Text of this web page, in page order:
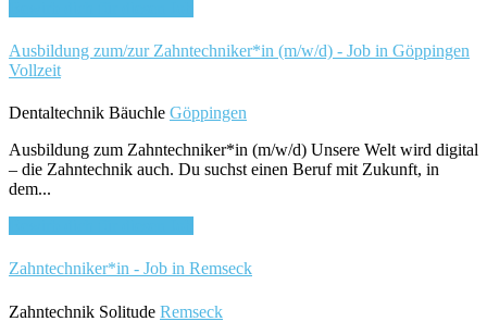
Ausbildung zum/zur Zahntechniker*in (m/w/d) - Job in Göppingen
Vollzeit
Dentaltechnik Bäuchle Göppingen
Ausbildung zum Zahntechniker*in (m/w/d) Unsere Welt wird digital
– die Zahntechnik auch. Du suchst einen Beruf mit Zukunft, in
dem...
Zahntechniker*in - Job in Remseck
Zahntechnik Solitude Remseck